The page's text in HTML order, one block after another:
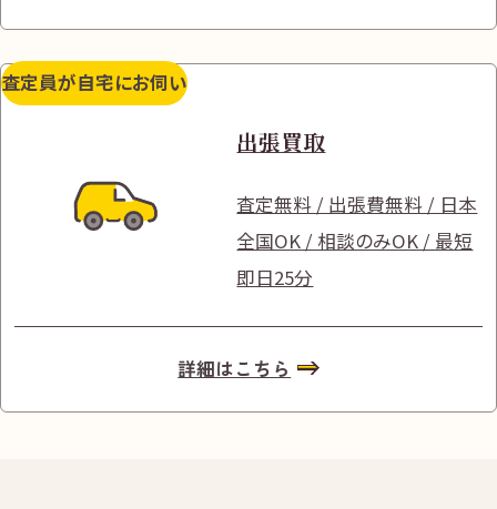
査定員が自宅にお伺い
出張買取
査定無料 / 出張費無料 / 日本
全国OK / 相談のみOK / 最短
即日25分
詳細はこちら